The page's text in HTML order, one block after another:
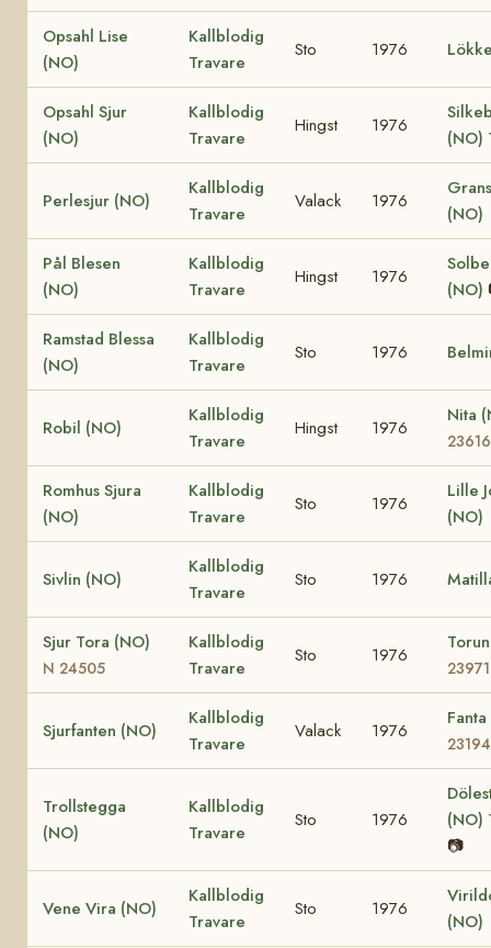
Opsahl Lise
(NO)
Kallblodig
Travare
Sto 1976
Opsahl Sjur
(NO)
Kallblodig
Travare
Hingst 1976
(NO)
Perlesjur (NO)
Kallblodig
Travare
Valack 1976
(NO)
Pål Blesen
(NO)
Kallblodig
Travare
Hingst 1976
(NO)
Ramstad Blessa
(NO)
Kallblodig
Travare
Sto 1976
Robil (NO)
Kallblodig
Travare
Hingst 1976
Nita
23616
Romhus Sjura
(NO)
Kallblodig
Travare
Sto 1976
Lille
(NO)
Sivlin (NO)
Kallblodig
Travare
Sto 1976
Sjur Tora (NO)
N 24505
Kallblodig
Travare
Sto 1976
23971
Sjurfanten (NO)
Kallblodig
Travare
Valack 1976
23194
Trollstegga
(NO)
Kallblodig
Travare
Sto 1976
(NO)
📷
Vene Vira (NO)
Kallblodig
Travare
Sto 1976
(NO)